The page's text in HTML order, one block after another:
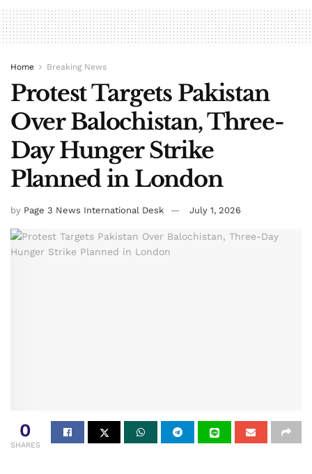
Home Breaking News
Protest Targets Pakistan
Over Balochistan, Three-
Day Hunger Strike
Planned in London
by Page 3 News International Desk July 1, 2026
0
SHARES